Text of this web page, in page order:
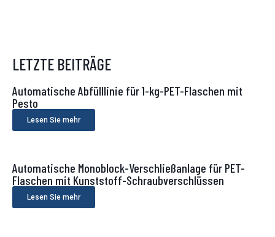
LETZTE BEITRÄGE
Automatische Abfülllinie für 1-kg-PET-Flaschen mit
Pesto
Lesen Sie mehr
Automatische Monoblock-Verschließanlage für PET-
Flaschen mit Kunststoff-Schraubverschlüssen
Lesen Sie mehr